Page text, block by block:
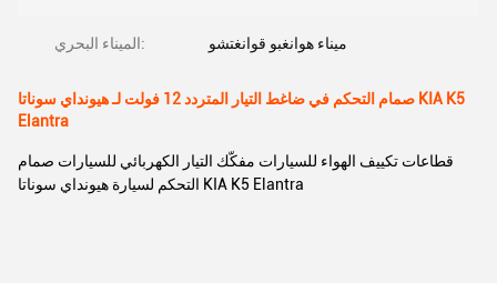
الميناء البحري: ميناء هوانغبو قوانغتشو
صمام التحكم في ضاغط التيار المتردد 12 فولت لـ هيونداي سوناتا KIA K5
Elantra
قطاعات تكييف الهواء للسيارات مفكّك التيار الكهربائي للسيارات صمام
التحكم لسيارة هيونداي سوناتا KIA K5 Elantra